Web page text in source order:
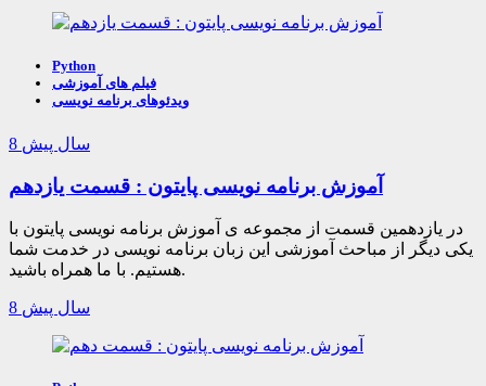
Python
فیلم های آموزشی
ویدئوهای برنامه نویسی
8 سال پیش
آموزش برنامه نویسی پایتون : قسمت یازدهم
در یازدهمین قسمت از مجموعه ی آموزش برنامه نویسی پایتون با
یکی دیگر از مباحث آموزشی این زبان برنامه نویسی در خدمت شما
هستیم. با ما همراه باشید.
8 سال پیش